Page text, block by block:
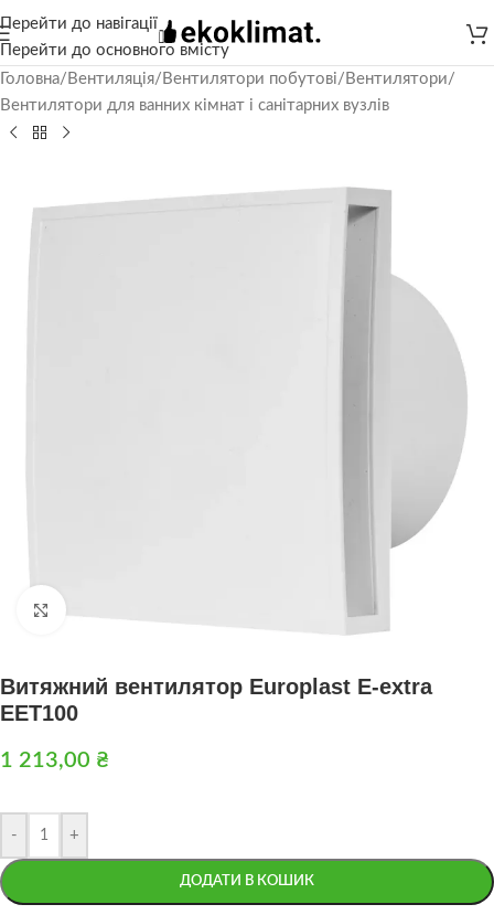
Перейти до навігації
Перейти до основного вмісту
Головна/ Вентиляція/ Вентилятори побутові/ Вентилятори/
Вентилятори для ванних кімнат і санітарних вузлів
Витяжний вентилятор Europlast E-extra
EET100
1 213,00 ₴
- +
ДОДАТИ В КОШИК